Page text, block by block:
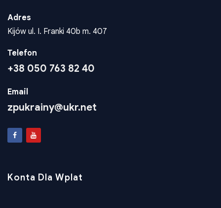
Adres
Kijów ul. I. Franki 40b m. 407
Telefon
+38 050 763 82 40
Email
zpukrainy@ukr.net
Konta Dla Wplat